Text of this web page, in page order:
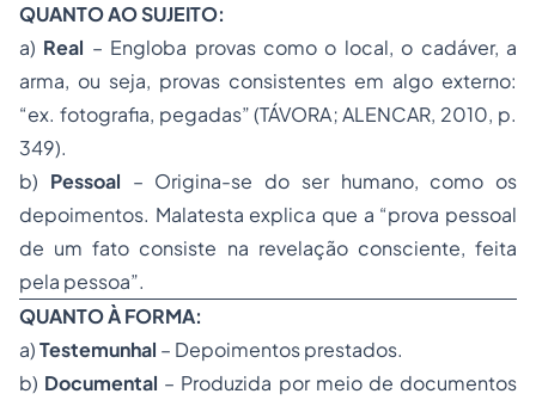
QUANTO AO SUJEITO:
a) Real – Engloba provas como o local, o cadáver, a
arma, ou seja, provas consistentes em algo externo:
“ex. fotografia, pegadas” (TÁVORA; ALENCAR, 2010, p.
349).
b) Pessoal – Origina-se do ser humano, como os
depoimentos. Malatesta explica que a “prova pessoal
de um fato consiste na revelação consciente, feita
pela pessoa”.
QUANTO À FORMA:
a)Testemunhal – Depoimentos prestados.
b) Documental – Produzida por meio de documentos